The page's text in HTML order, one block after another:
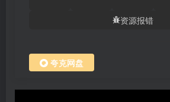
资源报错
夸克网盘